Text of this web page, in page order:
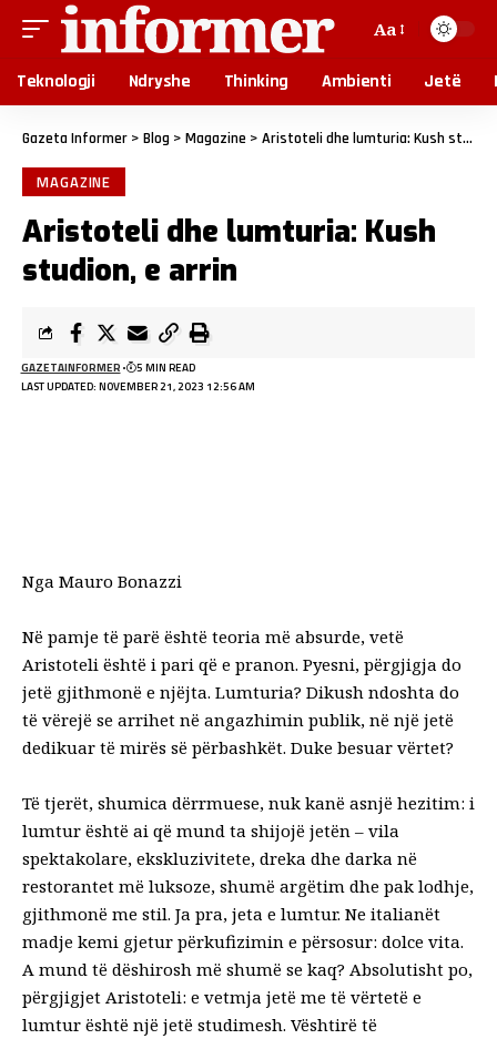
Aa
Teknologji Ndryshe Thinking Ambienti Jetë
Gazeta Informer > Blog > Magazine > Aristoteli dhe lumturia: Kush studion, e arrin
MAGAZINE
Aristoteli dhe lumturia: Kush
studion, e arrin
LAST UPDATED: NOVEMBER 21, 2023 12:56 AM
GAZETAINFORMER 5 MIN READ
Nga Mauro Bonazzi
Në pamje të parë është teoria më absurde, vetë
Aristoteli është i pari që e pranon. Pyesni, përgjigja do
jetë gjithmonë e njëjta. Lumturia? Dikush ndoshta do
të vërejë se arrihet në angazhimin publik, në një jetë
dedikuar të mirës së përbashkët. Duke besuar vërtet?
Të tjerët, shumica dërrmuese, nuk kanë asnjë hezitim: i
lumtur është ai që mund ta shijojë jetën – vila
spektakolare, ekskluzivitete, dreka dhe darka në
restorantet më luksoze, shumë argëtim dhe pak lodhje,
gjithmonë me stil. Ja pra, jeta e lumtur. Ne italianët
madje kemi gjetur përkufizimin e përsosur: dolce vita.
A mund të dëshirosh më shumë se kaq? Absolutisht po,
përgjigjet Aristoteli: e vetmja jetë me të vërtetë e
lumtur është një jetë studimesh. Vështirë të